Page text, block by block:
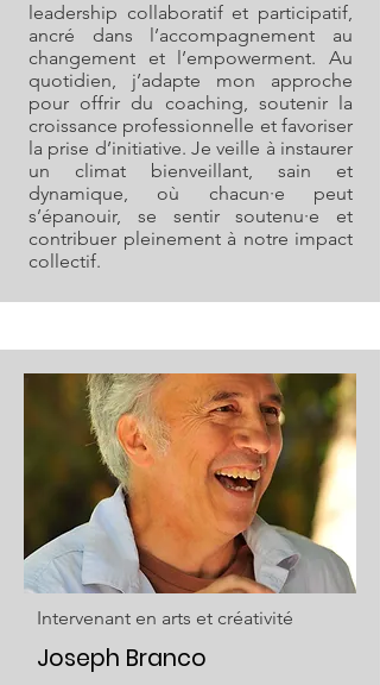
leadership collaboratif et participatif,
ancré dans l’accompagnement au
changement et l’empowerment. Au
quotidien, j’adapte mon approche
pour offrir du coaching, soutenir la
croissance professionnelle et favoriser
la prise d’initiative. Je veille à instaurer
un climat bienveillant, sain et
dynamique, où chacun·e peut
s’épanouir, se sentir soutenu·e et
contribuer pleinement à notre impact
collectif.
Intervenant en arts et créativité
Joseph Branco